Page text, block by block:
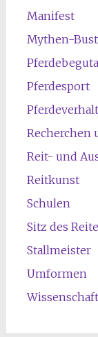
Manifest
Mythen-
Pferdesport
Recherchen
Reit- und
Reitkunst
Schulen
Sitz des
Stallmeister
Umformen
Wissenschaft